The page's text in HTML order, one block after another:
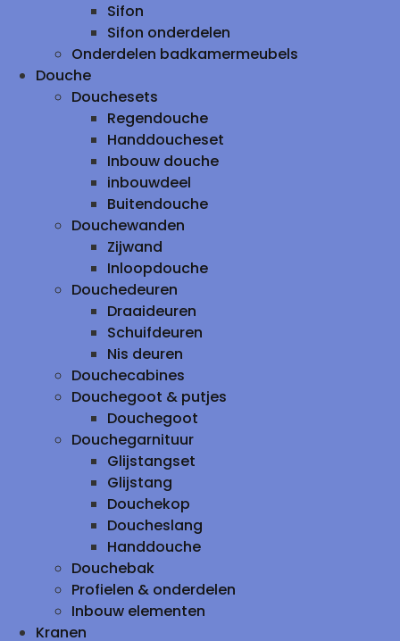
Sifon
Sifon onderdelen
Onderdelen badkamermeubels
Douche
Douchesets
Regendouche
Handdoucheset
Inbouw douche
inbouwdeel
Buitendouche
Douchewanden
Zijwand
Inloopdouche
Douchedeuren
Draaideuren
Schuifdeuren
Nis deuren
Douchecabines
Douchegoot & putjes
Douchegoot
Douchegarnituur
Glijstangset
Glijstang
Douchekop
Doucheslang
Handdouche
Douchebak
Profielen & onderdelen
Inbouw elementen
Kranen